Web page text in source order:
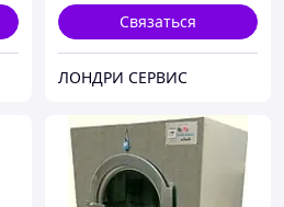
Связаться
ЛОНДРИ СЕРВИС